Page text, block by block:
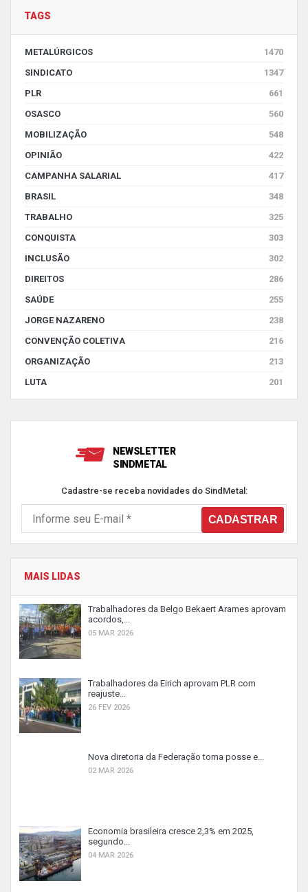
TAGS
METALÚRGICOS
1470
SINDICATO
1347
PLR
661
OSASCO
560
MOBILIZAÇÃO
548
OPINIÃO
422
CAMPANHA SALARIAL
417
BRASIL
348
TRABALHO
325
CONQUISTA
303
INCLUSÃO
302
DIREITOS
286
SAÚDE
255
JORGE NAZARENO
238
CONVENÇÃO COLETIVA
216
ORGANIZAÇÃO
213
LUTA
201
NEWSLETTER
SINDMETAL
Cadastre-se receba novidades do SindMetal:
MAIS LIDAS
Trabalhadores da Belgo Bekaert Arames aprovam
acordos,...
05 MAR 2026
Trabalhadores da Eirich aprovam PLR com
reajuste...
26 FEV 2026
Nova diretoria da Federação toma posse e...
02 MAR 2026
Economia brasileira cresce 2,3% em 2025,
segundo...
04 MAR 2026